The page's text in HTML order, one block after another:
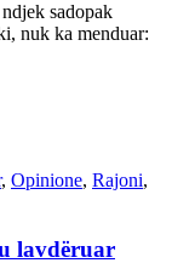
sadopak
nuk ka menduar:
, Opinione, Rajoni,
lavdëruar